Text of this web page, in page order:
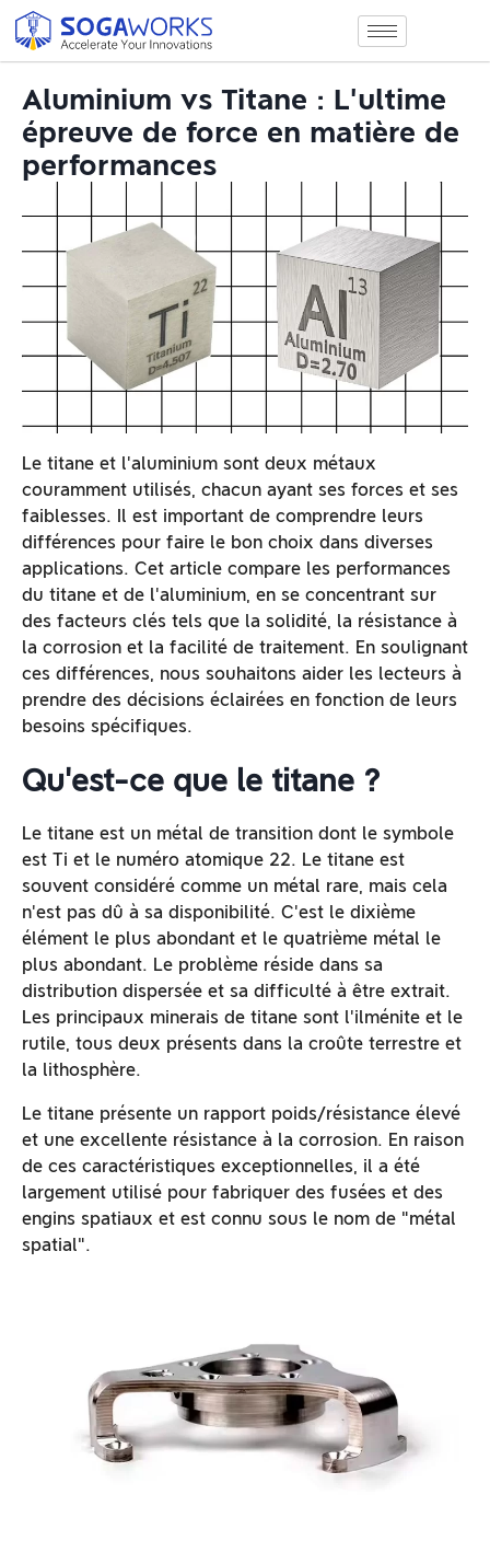
Aluminium vs Titane : L'ultime
épreuve de force en matière de
performances
Le titane et l'aluminium sont deux métaux
couramment utilisés, chacun ayant ses forces et ses
faiblesses. Il est important de comprendre leurs
différences pour faire le bon choix dans diverses
applications. Cet article compare les performances
du titane et de l'aluminium, en se concentrant sur
des facteurs clés tels que la solidité, la résistance à
la corrosion et la facilité de traitement. En soulignant
ces différences, nous souhaitons aider les lecteurs à
prendre des décisions éclairées en fonction de leurs
besoins spécifiques.
Qu'est-ce que le titane ?
Le titane est un métal de transition dont le symbole
est Ti et le numéro atomique 22. Le titane est
souvent considéré comme un métal rare, mais cela
n'est pas dû à sa disponibilité. C'est le dixième
élément le plus abondant et le quatrième métal le
plus abondant. Le problème réside dans sa
distribution dispersée et sa difficulté à être extrait.
Les principaux minerais de titane sont l'ilménite et le
rutile, tous deux présents dans la croûte terrestre et
la lithosphère.
Le titane présente un rapport poids/résistance élevé
et une excellente résistance à la corrosion. En raison
de ces caractéristiques exceptionnelles, il a été
largement utilisé pour fabriquer des fusées et des
engins spatiaux et est connu sous le nom de "métal
spatial".